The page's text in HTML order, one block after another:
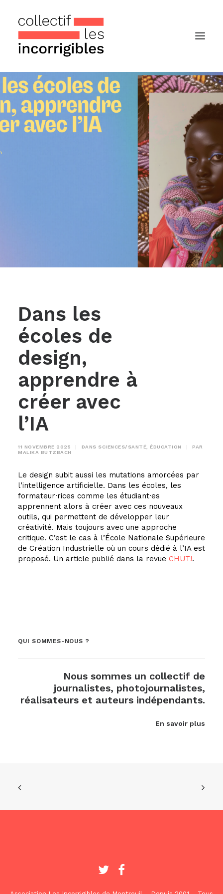
Accueil
Le collectif
Nos actualités
Dans les
écoles de
design,
apprendre à
créer avec
l’IA
11 NOVEMBRE 2025 | DANS SCIENCES/SANTÉ ÉDUCATION |
PAR
MALIKA BUTZBACH
Le design subit aussi les mutations amorcées par
l’intelligence artificielle. Dans les écoles, les
formateur·rices comme les étudiant·es
apprennent alors à créer avec ces nouveaux
outils, qui permettent de développer leur
créativité. Mais toujours avec une approche
critique. C’est le cas à l’École Nationale Supérieure
de Création Industrielle où un cours dédié à l’IA est
proposé. Un article publié dans la revue CHUT!.
QUI SOMMES-NOUS ?
Nous sommes un collectif de
journalistes, photojournalistes,
réalisateurs et auteurs indépendants.
En savoir plus